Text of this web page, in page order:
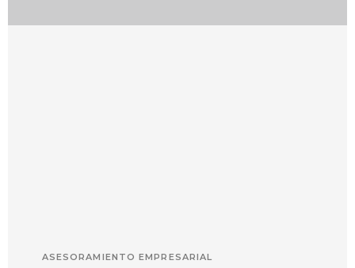
ASESORAMIENTO EMPRESARIAL